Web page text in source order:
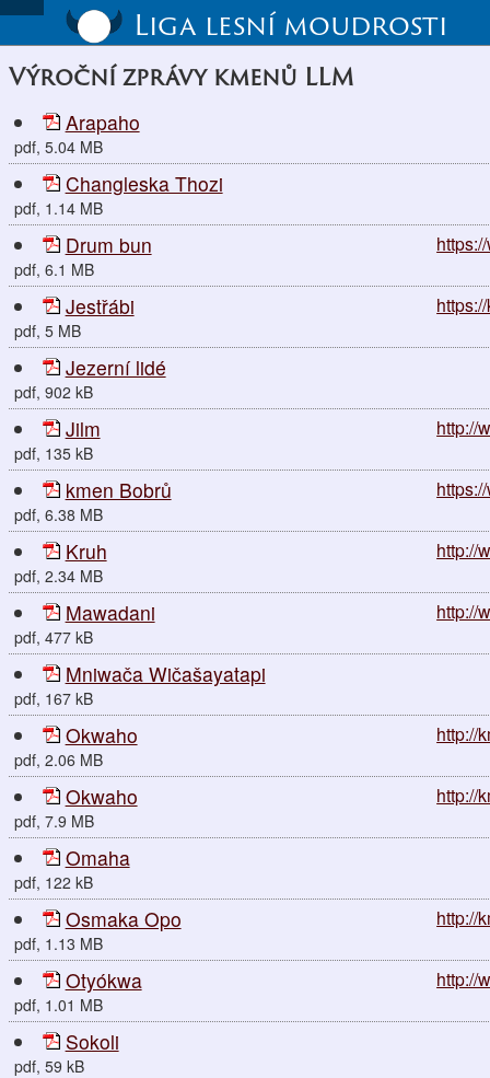
Liga lesní moudrosti
Výroční zprávy kmenů LLM
Arapaho
pdf, 5.04 MB
Changleska Thozi
pdf, 1.14 MB
Drum bun
pdf, 6.1 MB
Jestřábi
pdf, 5 MB
Jezerní lidé
pdf, 902 kB
Jilm http://
pdf, 135 kB
kmen Bobrů
pdf, 6.38 MB
Kruh http://
pdf, 2.34 MB
Mawadani http://
pdf, 477 kB
Mniwača Wičašayatapi
pdf, 167 kB
Okwaho http://
pdf, 2.06 MB
Okwaho http://
pdf, 7.9 MB
Omaha
pdf, 122 kB
Osmaka Opo http://
pdf, 1.13 MB
Otyókwa http://
pdf, 1.01 MB
Sokoli
pdf, 59 kB